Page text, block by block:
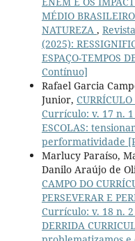
MÉDIO
NATUREZA ,
(2025):
ESPAÇO-TEMPOS
Contínuo]
Rafael Garcia
Junior,
Currículo: v. 17 n. 1
ESCOLAS:
performatividade
Marlucy Paraíso,
Danilo Araújo de
CAMPO DO
PERSEVERAR E
Currículo: v. 18 n. 2
DERRIDA